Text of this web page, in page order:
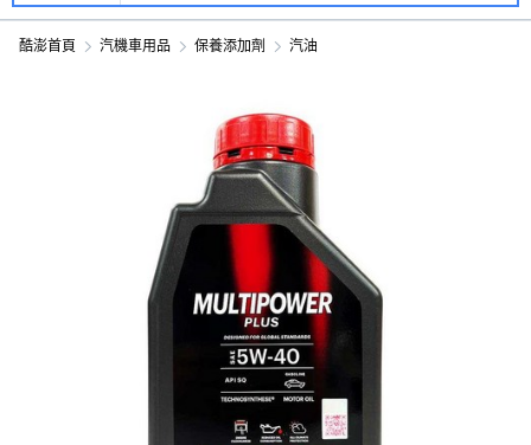
酷澎首頁 汽機車用品 保養添加劑 汽油